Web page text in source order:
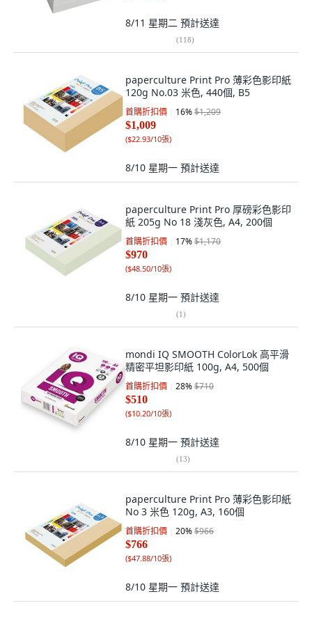
8/11 星期二 預計送達
(118)
paperculture Print Pro 薄彩色影印紙
120g No.03 米色, 440個, B5
首購折扣價 16%$1,209
$1,009
($22.93/10張)
8/10 星期一 預計送達
paperculture Print Pro 厚磅彩色影印
紙 205g No 18 淺灰色, A4, 200個
首購折扣價 17%$1,170
$970
($48.50/10張)
8/10 星期一 預計送達
(1)
mondi IQ SMOOTH ColorLok 高平滑
精密平坦影印紙 100g, A4, 500個
首購折扣價 28%$710
$510
($10.20/10張)
8/10 星期一 預計送達
(13)
paperculture Print Pro 薄彩色影印紙
No 3 米色 120g, A3, 160個
首購折扣價 20%$966
$766
($47.88/10張)
8/10 星期一 預計送達